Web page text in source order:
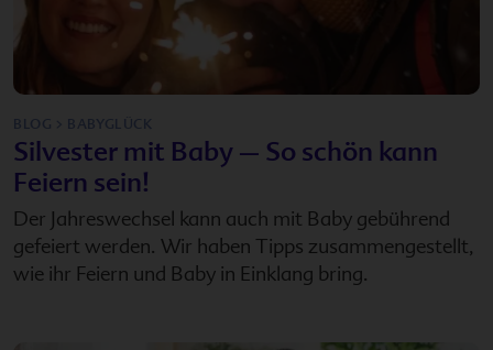
BLOG > BABYGLÜCK
Silvester mit Baby – So schön kann
Feiern sein!
Der Jahreswechsel kann auch mit Baby gebührend
gefeiert werden. Wir haben Tipps zusammengestellt,
wie ihr Feiern und Baby in Einklang bring.